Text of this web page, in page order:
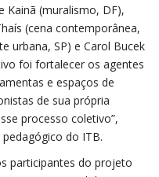
Kainã (muralismo, DF),
(cena contemporânea,
urbana, SP) e Carol Bucek
foi fortalecer os agentes
e espaços de
de sua própria
processo coletivo”,
do ITB.
participantes do projeto